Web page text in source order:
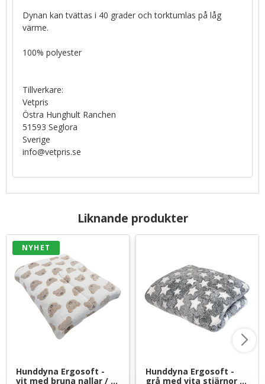
Dynan kan tvättas i 40 grader och torktumlas på låg
värme.
100% polyester
Tillverkare:
Vetpris
Östra Hunghult Ranchen
51593 Seglora
Sverige
info@vetpris.se
Liknande produkter
Hunddyna Ergosoft -
vit med bruna nallar /
NYHET
Hunddyna Ergosoft -
grå med vita stjärnor /